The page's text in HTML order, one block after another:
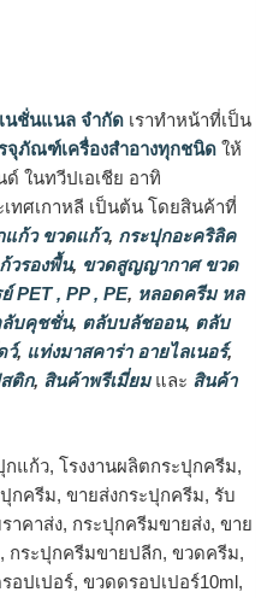
นชั่นแนล จำกัด เราทำหน้าที่เป็น
ภัณฑ์เครื่องสำอางทุกชนิด ให้
ในทวีปเอเชีย อาทิ
ทศเกาหลี เป็นต้น โดยสินค้าที่
แก้ว ขวดแก้ว, กระปุกอะคริลิค
วรองพื้น, ขวดสูญญากาศ ขวด
PET , PP , PE, หลอดครีม หล
บคุชชั่น, ตลับบลัชออน, ตลับ
ว์, แท่งมาสคาร่า อายไลเนอร์,
ติก, สินค้าพรีเมี่ยมและ สินค้า
แก้ว, โรงงานผลิตกระปุกครีม,
กครีม, ขายส่งกระปุกครีม, รับ
คาส่ง, กระปุกครีมขายส่ง, ขาย
กระปุกครีมขายปลีก, ขวดครีม,
ปเปอร์, ขวดดรอปเปอร์10ml,